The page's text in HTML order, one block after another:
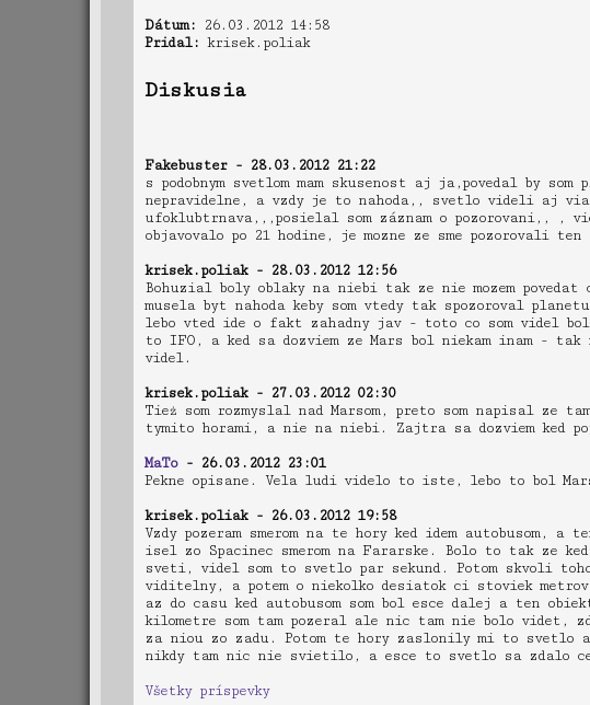
Dátum: 26.03.2012 14:58
Pridal: krisek.poliak
Diskusia
Fakebuster - 28.03.2012 21:22
s podobnym svetlom mam skusenost aj ja,povedal by
nepravidelne, a vzdy je to nahoda,, svetlo videli aj
ufoklubtrnava,,,posielal som záznam o pozorovani,,
objavovalo po 21 hodine, je mozne ze sme pozorovali
krisek.poliak - 28.03.2012 12:56
Bohuzial boly oblaky na niebi tak ze nie mozem
musela byt nahoda keby som vtedy tak spozoroval
lebo vted ide o fakt zahadny jav - toto co som videl
to IFO, a ked sa dozviem ze Mars bol niekam inam - tak
videl.
krisek.poliak - 27.03.2012 02:30
Tież som rozmyslal nad Marsom, preto som napisal ze
tymito horami, a nie na niebi. Zajtra sa dozviem ked
MaTo- 26.03.2012 23:01
Pekne opisane. Vela ludi videlo to iste, lebo to bol
krisek.poliak - 26.03.2012 19:58
Vzdy pozeram smerom na te hory ked idem autobusom,
isel zo Spacinec smerom na Fararske. Bolo to tak ze
sveti, videl som to svetlo par sekund. Potom skvoli
viditelny, a potem o niekolko desiatok ci stoviek
az do casu ked autobusom som bol esce dalej a ten
kilometre som tam pozeral ale nic tam nie bolo videt,
za niou zo zadu. Potom te hory zaslonily mi to svetlo
nikdy tam nic nie svietilo, a esce to svetlo sa zdalo
Všetky príspevky